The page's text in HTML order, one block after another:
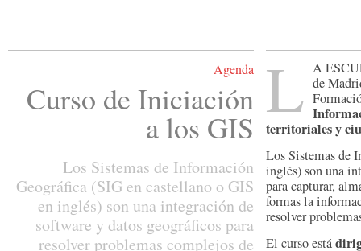
Agenda
Curso de Iniciación
a los GIS
Los Sistemas de Información
Geográfica (SIG en castellano o GIS
en inglés) son una integración de
software y datos geográficos para
resolver problemas complejos de
L a
de
territoriales y
Los Sistemas de
inglés) son una
para capturar,
formas la
resolver
El curso está